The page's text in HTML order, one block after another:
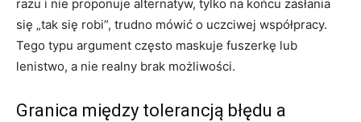
razu i nie proponuje alternatyw, tylko na końcu zasłania
się „tak się robi”, trudno mówić o uczciwej współpracy.
Tego typu argument często maskuje fuszerkę lub
lenistwo, a nie realny brak możliwości.
Granica między tolerancją błędu a